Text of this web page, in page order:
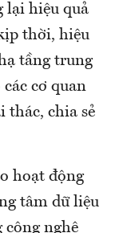
lại hiệu quả
thời, hiệu
tầng trung
cơ quan
thác, chia sẻ
hoạt động
tâm dữ liệu
công nghệ